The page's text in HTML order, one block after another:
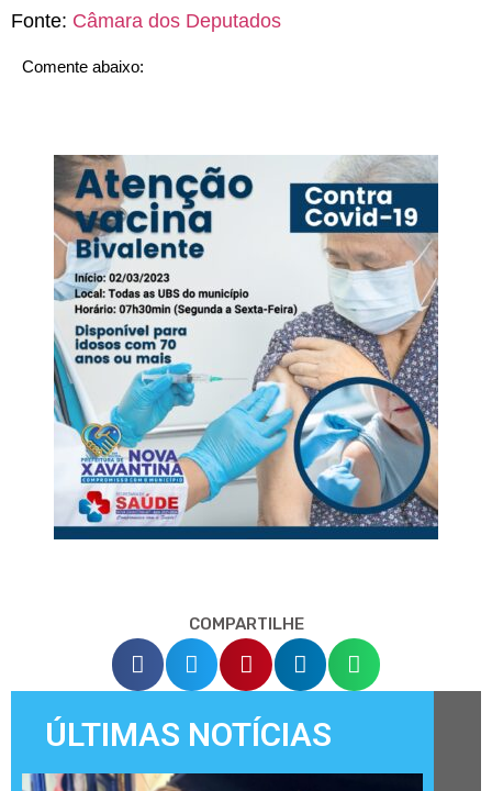
Fonte: Câmara dos Deputados
Comente abaixo:
COMPARTILHE
ÚLTIMAS NOTÍCIAS